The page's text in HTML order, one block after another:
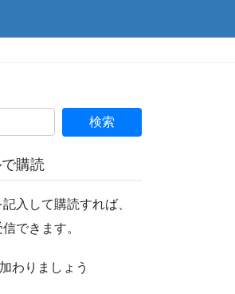
購読
入して購読すれば、
できます。
わりましょう